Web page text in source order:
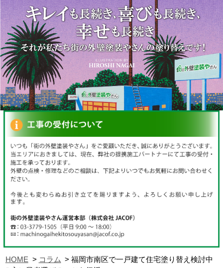
HOME コラム
福岡市南区で一戸建て住宅塗り替え検討中